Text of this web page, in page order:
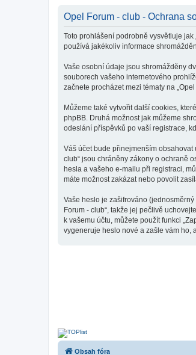
Opel Forum - club - Ochrana
Toto prohlášení podrobně vysvětluje jak
používá jakékoliv informace
Vaše osobní údaje jsou shromážděny
souborech vašeho internetového
začnete procházet mezi tématy na
Můžeme také vytvořit další cookies,
phpBB. Druhá možnost jak můžeme
odeslání příspěvků po vaší registrace,
Váš účet bude přinejmenším
club“ jsou chráněny zákony o ochraně
hesla a vašeho e-mailu při registraci,
máte možnost zakázat nebo povolit
Vaše heslo je zašifrováno
Forum - club“, takže jej pečlivě
k vašemu účtu, můžete použít funkci
vygeneruje heslo nové a zašle vám ho,
Obsah fóra